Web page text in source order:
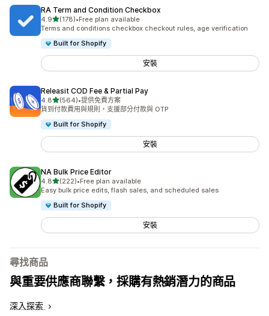
RA Term and Condition Checkbox
4.9滿分 5 顆星
(178)
共有 178 則評價
•Free plan available
Terms and conditions checkbox checkout rules, age verification
Built for Shopify
安裝
Releasit COD Fee & Partial Pay
4.8滿分 5 顆星
(564)
共有 564 則評價
•提供免費方案
貨到付款費用與規則，支援部分付款與 OTP
Built for Shopify
安裝
NA Bulk Price Editor
4.8滿分 5 顆星
(222)
共有 222 則評價
•Free plan available
Easy bulk price edits, flash sales, and scheduled sales
Built for Shopify
安裝
尋找商品
與重要供應商聯繫，採購有熱銷潛力的商品
深入探索